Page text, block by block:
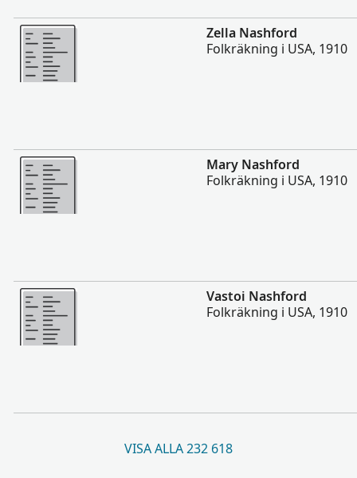
Mer
Zella Nashford
Folkräkning i USA, 1910
Mer
Mary Nashford
Folkräkning i USA, 1910
Mer
Vastoi Nashford
Folkräkning i USA, 1910
VISA ALLA 232 618